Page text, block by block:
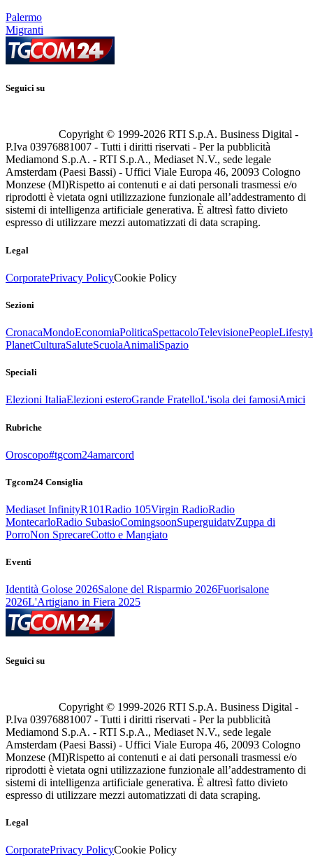
Palermo
Migranti
Seguici su
Copyright © 1999-2026 RTI S.p.A. Business Digital -
P.Iva 03976881007 - Tutti i diritti riservati - Per la pubblicità
Mediamond S.p.A. - RTI S.p.A., Mediaset N.V., sede legale
Amsterdam (Paesi Bassi) - Uffici Viale Europa 46, 20093 Cologno
Monzese (MI)Rispetto ai contenuti e ai dati personali trasmessi e/o
riprodotti è vietata ogni utilizzazione funzionale all’addestramento di
sistemi di intelligenza artificiale generativa. È altresì fatto divieto
espresso di utilizzare mezzi automatizzati di data scraping.
Legal
CorporatePrivacy PolicyCookie Policy
Sezioni
CronacaMondoEconomiaPoliticaSpettacoloTelevisionePeople
PlanetCulturaSaluteScuolaAnimaliSpazio
Speciali
Elezioni ItaliaElezioni esteroGrande FratelloL'isola dei famosiAmici
Rubriche
Oroscopo#tgcom24amarcord
Tgcom24 Consiglia
Mediaset InfinityR101Radio 105Virgin RadioRadio
MontecarloRadio SubasioComingsoonSuperguidatvZuppa di
PorroNon SprecareCotto e Mangiato
Eventi
Identità Golose 2026Salone del Risparmio 2026Fuorisalone
2026L'Artigiano in Fiera 2025
Seguici su
Copyright © 1999-2026 RTI S.p.A. Business Digital -
P.Iva 03976881007 - Tutti i diritti riservati - Per la pubblicità
Mediamond S.p.A. - RTI S.p.A., Mediaset N.V., sede legale
Amsterdam (Paesi Bassi) - Uffici Viale Europa 46, 20093 Cologno
Monzese (MI)Rispetto ai contenuti e ai dati personali trasmessi e/o
riprodotti è vietata ogni utilizzazione funzionale all’addestramento di
sistemi di intelligenza artificiale generativa. È altresì fatto divieto
espresso di utilizzare mezzi automatizzati di data scraping.
Legal
CorporatePrivacy PolicyCookie Policy